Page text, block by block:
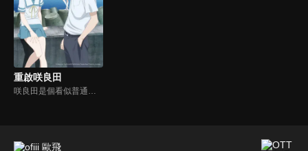
重啟咲良田
咲良田是個看似普通的城鎮，實際上半數居民都是擁有超能力並受到「管理局」約束的「能力者」。高一生淺井惠擁有記憶保持能力，春埼美空則擁有將時光倒帶三天的能力，兩人合作便能讓世界倒流回到三天前。某天他們收到了一名少女的委託：「請讓我的貓復活！」於是兩人為了救助貓咪，進行了「重啟」……